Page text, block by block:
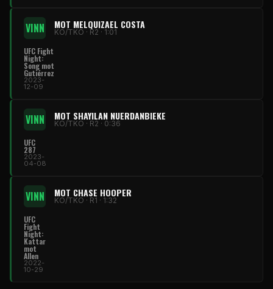
VINN MOT MELQUIZAEL COSTA
KO/TKO · R2 · 1:01
UFC Fight
Night:
Song mot
Gutiérrez
2023-
12-09
VINN MOT SHAYILAN NUERDANBIEKE
KO/TKO · R2 · 0:36
UFC
287
2023-
04-08
VINN MOT CHASE HOOPER
KO/TKO · R1 · 1:32
UFC
Fight
Night:
Kattar
mot
Allen
2022-
10-29